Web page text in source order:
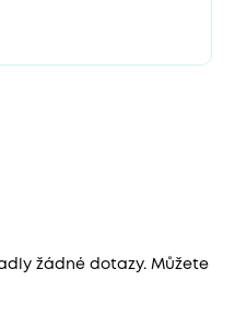
žádné dotazy. Můžete